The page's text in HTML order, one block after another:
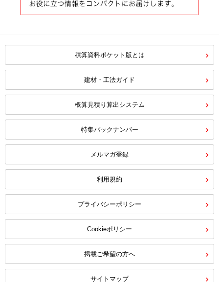
積算資料ポケット版とは
建材・工法ガイド
概算見積り算出システム
特集バックナンバー
メルマガ登録
利用規約
プライバシーポリシー
Cookieポリシー
掲載ご希望の方へ
サイトマップ